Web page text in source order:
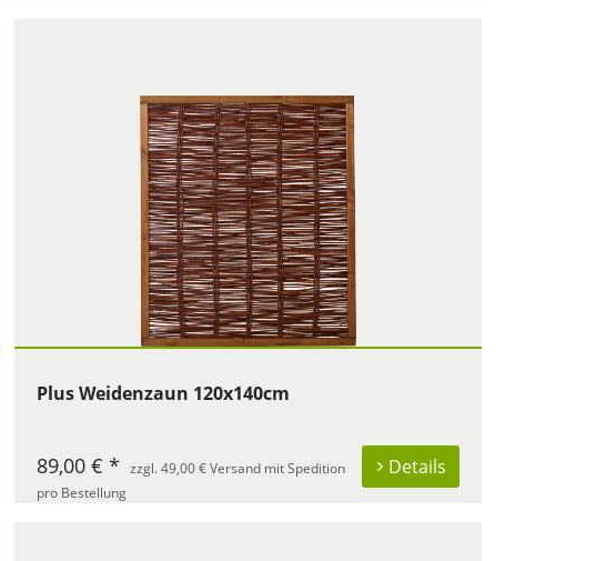
Plus Weidenzaun 120x140cm
Details
89,00 € * zzgl. 49,00 € Versand mit Spedition
pro Bestellung